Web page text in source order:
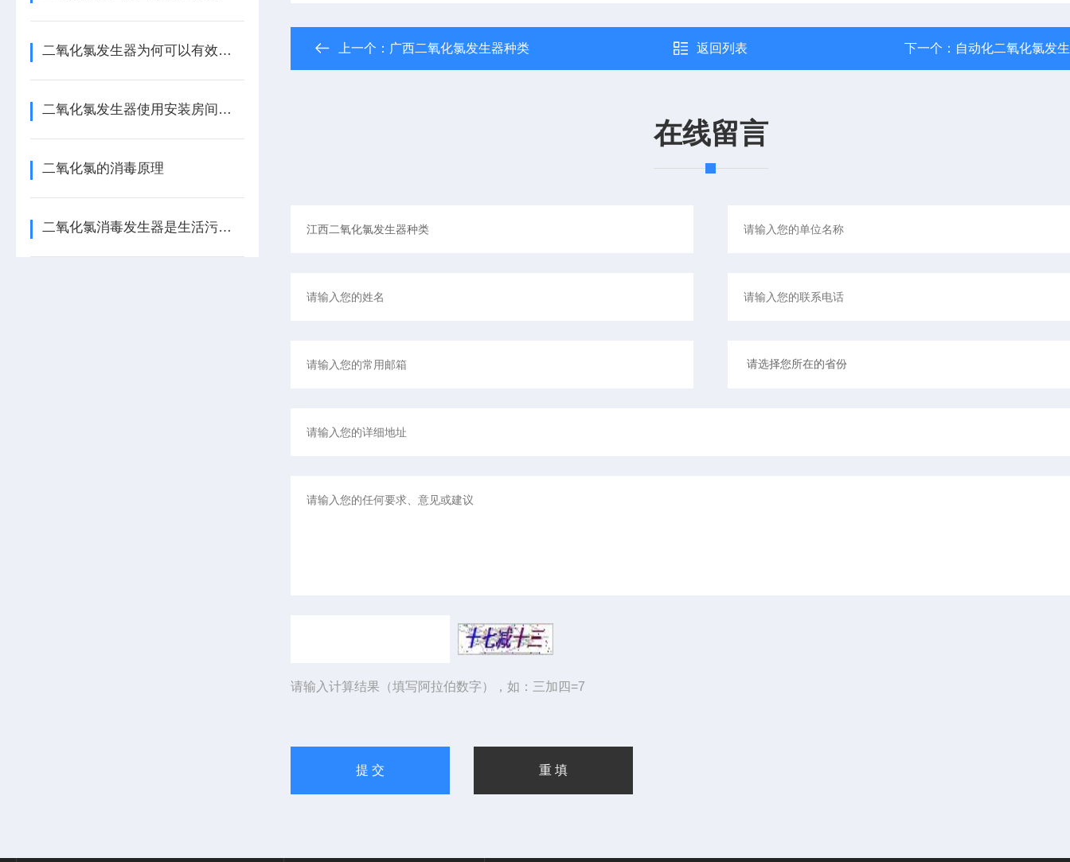
二氧化氯发生器为何可以有效杀灭病毒细菌？
二氧化氯发生器使用安装房间要求以及原料使用标准
二氧化氯的消毒原理
二氧化氯消毒发生器是生活污水处理的理想选择
上一个： 广西二氧化氯发生器种类 返回列表 下一个： 自动化二氧化氯发
在线留言
请输入计算结果（填写阿拉伯数字），如：三加四=7